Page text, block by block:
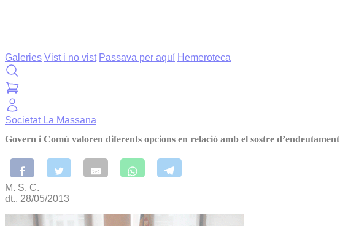
Galeries Vist i no vist Passava per aquí Hemeroteca
Societat La Massana
Govern i Comú valoren diferents opcions en relació amb el sostre d’endeutament
M. S. C.
dt., 28/05/2013